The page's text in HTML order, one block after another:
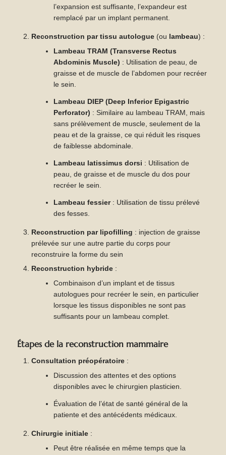
l’expansion est suffisante, l’expandeur est
remplacé par un implant permanent.
Reconstruction par tissu autologue (ou lambeau) :
Lambeau TRAM (Transverse Rectus
Abdominis Muscle) : Utilisation de peau, de
graisse et de muscle de l’abdomen pour recréer
le sein.
Lambeau DIEP (Deep Inferior Epigastric
Perforator) : Similaire au lambeau TRAM, mais
sans prélèvement de muscle, seulement de la
peau et de la graisse, ce qui réduit les risques
de faiblesse abdominale.
Lambeau latissimus dorsi : Utilisation de
peau, de graisse et de muscle du dos pour
recréer le sein.
Lambeau fessier: Utilisation de tissu prélevé
des fesses.
Reconstruction par lipofilling : injection de graisse
prélevée sur une autre partie du corps pour
reconstruire la forme du sein
Reconstruction hybride :
Combinaison d’un implant et de tissus
autologues pour recréer le sein, en particulier
lorsque les tissus disponibles ne sont pas
suffisants pour un lambeau complet.
Étapes de la reconstruction mammaire
Consultation préopératoire :
Discussion des attentes et des options
disponibles avec le chirurgien plasticien.
Évaluation de l’état de santé général de la
patiente et des antécédents médicaux.
Chirurgie initiale :
Peut être réalisée en même temps que la